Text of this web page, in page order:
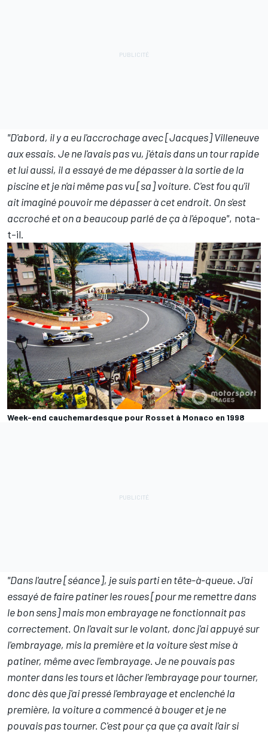
"D'abord, il y a eu l'accrochage avec [Jacques] Villeneuve
aux essais. Je ne l'avais pas vu, j'étais dans un tour rapide
et lui aussi, il a essayé de me dépasser à la sortie de la
piscine et je n'ai même pas vu [sa] voiture. C'est fou qu'il
ait imaginé pouvoir me dépasser à cet endroit. On s'est
accroché et on a beaucoup parlé de ça à l'époque", nota-
t-il.
Week-end cauchemardesque pour Rosset à Monaco en 1998
"Dans l'autre [séance], je suis parti en tête-à-queue. J'ai
essayé de faire patiner les roues [pour me remettre dans
le bon sens] mais mon embrayage ne fonctionnait pas
correctement. On l'avait sur le volant, donc j'ai appuyé sur
l'embrayage, mis la première et la voiture s'est mise à
patiner, même avec l'embrayage. Je ne pouvais pas
monter dans les tours et lâcher l'embrayage pour tourner,
donc dès que j'ai pressé l'embrayage et enclenché la
première, la voiture a commencé à bouger et je ne
pouvais pas tourner. C'est pour ça que ça avait l'air si